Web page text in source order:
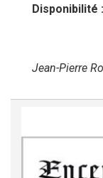
Disponibilité :
Jean-Pierre